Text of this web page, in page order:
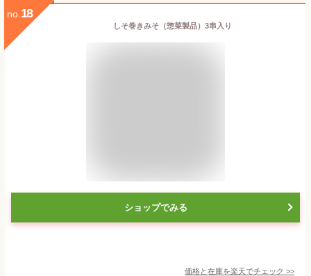
no. 18
しそ巻きみそ（惣菜製品）3串入り
ショップでみる
価格と在庫を楽天でチェック >>